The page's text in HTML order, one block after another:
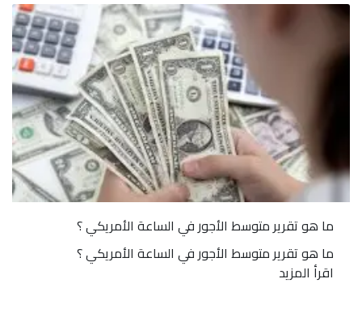
ما هو تقرير متوسط الأجور في الساعة الأمريكي ؟
ما هو تقرير متوسط الأجور في الساعة الأمريكي ؟
اقرأ المزيد